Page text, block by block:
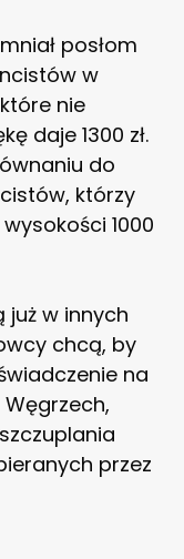
posłom
w
nie
daje 1300 zł.
do
którzy
1000
już w innych
chcą, by
na
przez